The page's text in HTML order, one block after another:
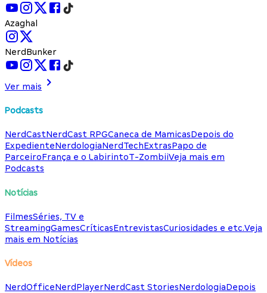
Azaghal
NerdBunker
Ver mais
Podcasts
NerdCastNerdCast RPGCaneca de MamicasDepois do
ExpedienteNerdologiaNerdTechExtrasPapo de
ParceiroFrança e o LabirintoT-ZombiiVeja mais em
Podcasts
Notícias
FilmesSéries, TV e
StreamingGamesCríticasEntrevistasCuriosidades e etc.Veja
mais em Notícias
Vídeos
NerdOfficeNerdPlayerNerdCast StoriesNerdologiaDepois